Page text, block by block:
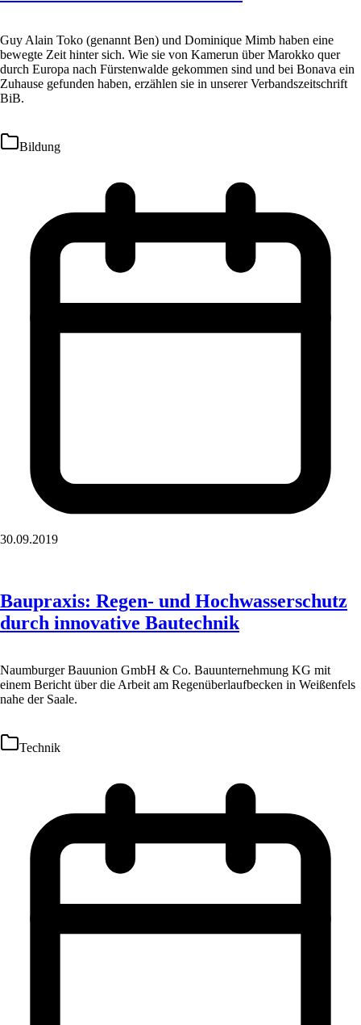
Guy Alain Toko (genannt Ben) und Dominique Mimb haben eine
bewegte Zeit hinter sich. Wie sie von Kamerun über Marokko quer
durch Europa nach Fürstenwalde gekommen sind und bei Bonava ein
Zuhause gefunden haben, erzählen sie in unserer Verbandszeitschrift
BiB.
Bildung
30.09.2019
Baupraxis: Regen- und Hochwasserschutz
durch innovative Bautechnik
Naumburger Bauunion GmbH & Co. Bauunternehmung KG mit
einem Bericht über die Arbeit am Regenüberlaufbecken in Weißenfels
nahe der Saale.
Technik